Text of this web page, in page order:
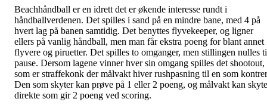
Beachhåndball er en idrett det er økende interesse rundt i
håndballverdenen. Det spilles i sand på en mindre bane, med 4 på
hvert lag på banen samtidig. Det benyttes flyvekeeper, og ligner
ellers på vanlig håndball, men man får ekstra poeng for blant annet
flyvere og piruetter. Det spilles to omganger, men stillingen nulles
pause. Dersom lagene vinner hver sin omgang spilles det shootout,
som er straffekonk der målvakt hiver rushpasning til en som
Den som skyter kan prøve på 1 eller 2 poeng, og målvakt kan skyte
direkte som gir 2 poeng ved scoring.